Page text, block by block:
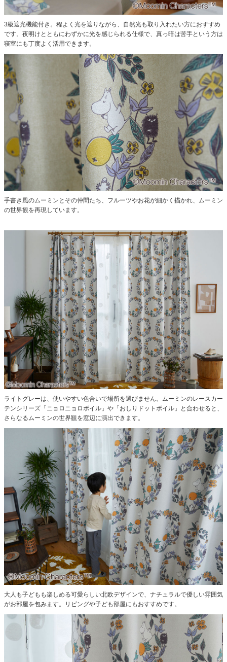
3級遮光機能付き。程よく光を遮りながら、自然光も取り入れたい方におすすめ
です。 夜明けとともにわずかに光を感じられる仕様で、真っ暗は苦手という方は
寝室にも丁度よく活用できます。
手書き風のムーミンとその仲間たち、フルーツやお花が細かく描かれ、ムーミン
の世界観を再現しています。
ライトグレーは、使いやすい色合いで場所を選びません。
ムーミンのレースカー
テンシリーズ 「ニョロニョロボイル」 や 「おしりドットボイル」
と合わせると、
さらなるムーミンの世界観を窓辺に演出できます。
大人も子どもも楽しめる可愛らしい北欧デザインで、ナチュラルで優しい雰囲気
がお部屋を包みます。
リビングや子ども部屋にもおすすめです。